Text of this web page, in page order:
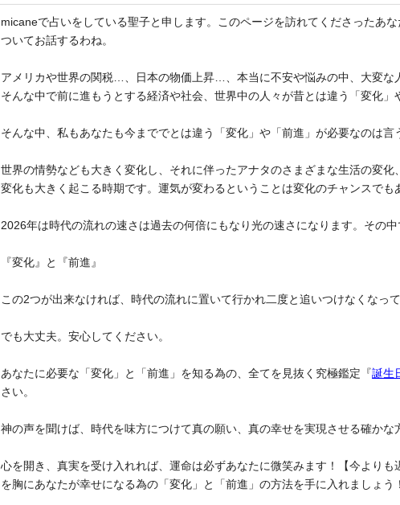
micaneで占いをしている聖子と申します。このページを訪れてくださったあ
ついてお話するわね。
アメリカや世界の関税…、日本の物価上昇…、本当に不安や悩みの中、大変な
そんな中で前に進もうとする経済や社会、世界中の人々が昔とは違う「変化」
そんな中、私もあなたも今まででとは違う「変化」や「前進」が必要なのは言
世界の情勢なども大きく変化し、それに伴ったアナタのさまざまな生活の変化
変化も大きく起こる時期です。運気が変わるということは変化のチャンスでも
2026年は時代の流れの速さは過去の何倍にもなり光の速さになります。その中
『変化』と『前進』
この2つが出来なければ、時代の流れに置いて行かれ二度と追いつけなくなっ
でも大丈夫。安心してください。
あなたに必要な「変化」と「前進」を知る為の、全てを見抜く究極鑑定『誕生
さい。
神の声を聞けば、時代を味方につけて真の願い、真の幸せを実現させる確かな
心を開き、真実を受け入れれば、運命は必ずあなたに微笑みます！【今よりも
を胸にあなたが幸せになる為の「変化」と「前進」の方法を手に入れましょう！